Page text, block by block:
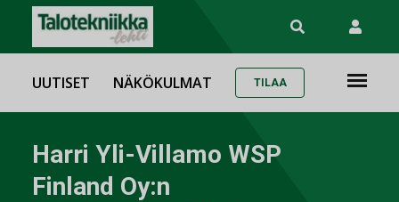
UUTISET NÄKÖKULMAT TILAA
Harri Yli-Villamo WSP
Finland Oy:n